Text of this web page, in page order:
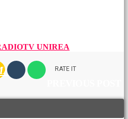
UNIREA
RATE IT